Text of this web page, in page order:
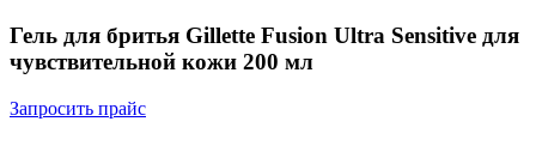
Гель для бритья Gillette Fusion Ultra Sensitive для
чувствительной кожи 200 мл
Запросить прайс